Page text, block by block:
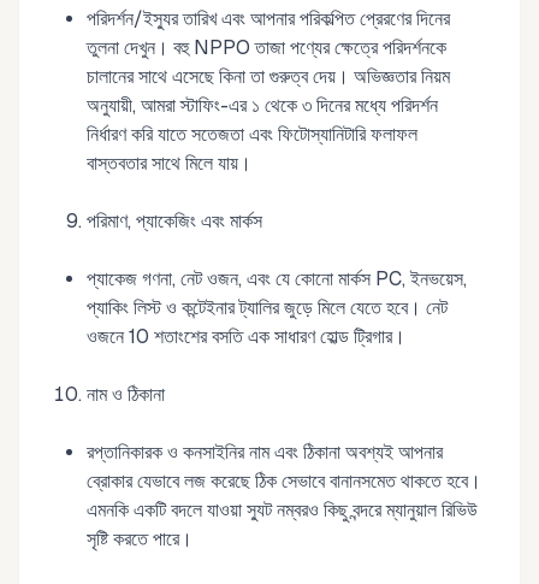
পরিদর্শন/ইস্যুর তারিখ এবং আপনার পরিকল্পিত প্রেরণের দিনের
তুলনা দেখুন। বহু NPPO তাজা পণ্যের ক্ষেত্রে পরিদর্শনকে
চালানের সাথে এসেছে কিনা তা গুরুত্ব দেয়। অভিজ্ঞতার নিয়ম
অনুযায়ী, আমরা স্টাফিং-এর ১ থেকে ৩ দিনের মধ্যে পরিদর্শন
নির্ধারণ করি যাতে সতেজতা এবং ফিটোস্যানিটারি ফলাফল
বাস্তবতার সাথে মিলে যায়।
পরিমাণ, প্যাকেজিং এবং মার্কস
প্যাকেজ গণনা, নেট ওজন, এবং যে কোনো মার্কস PC, ইনভয়েস,
প্যাকিং লিস্ট ও কন্টেইনার ট্যালির জুড়ে মিলে যেতে হবে। নেট
ওজনে 10 শতাংশের বসতি এক সাধারণ হোল্ড ট্রিগার।
নাম ও ঠিকানা
রপ্তানিকারক ও কনসাইনির নাম এবং ঠিকানা অবশ্যই আপনার
ব্রোকার যেভাবে লজ করেছে ঠিক সেভাবে বানানসমেত থাকতে হবে।
এমনকি একটি বদলে যাওয়া স্যুট নম্বরও কিছু বন্দরে ম্যানুয়াল রিভিউ
সৃষ্টি করতে পারে।